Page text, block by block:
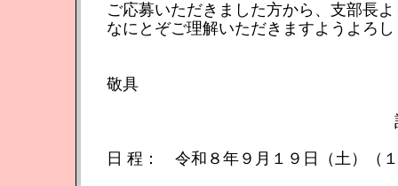
ご応募いただきました方から、支部長
なにとぞご理解いただきますようよろ
敬具
日 程： 令和８年９月１９日（土）（